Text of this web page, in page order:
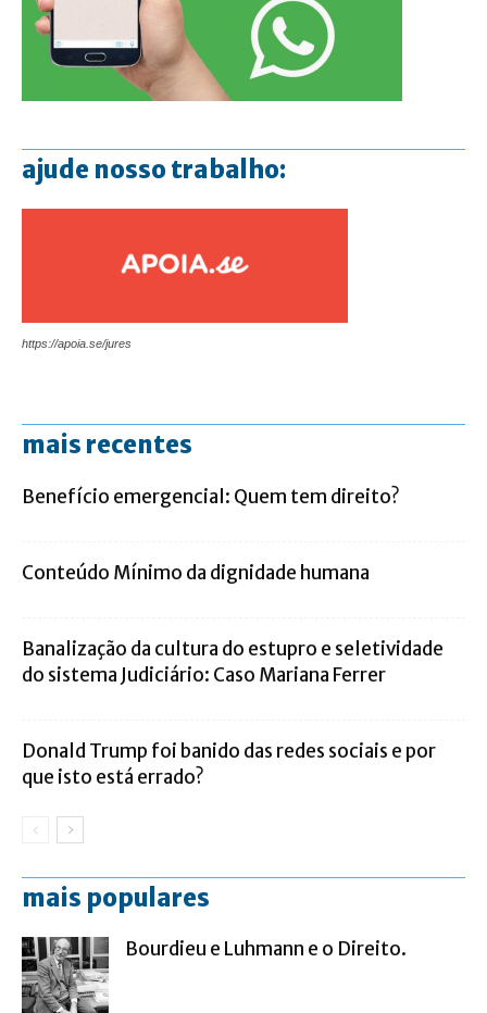
ajude nosso trabalho:
https://apoia.se/jures
mais recentes
Benefício emergencial: Quem tem direito?
Conteúdo Mínimo da dignidade humana
Banalização da cultura do estupro e seletividade
do sistema Judiciário: Caso Mariana Ferrer
Donald Trump foi banido das redes sociais e por
que isto está errado?
mais populares
Bourdieu e Luhmann e o Direito.